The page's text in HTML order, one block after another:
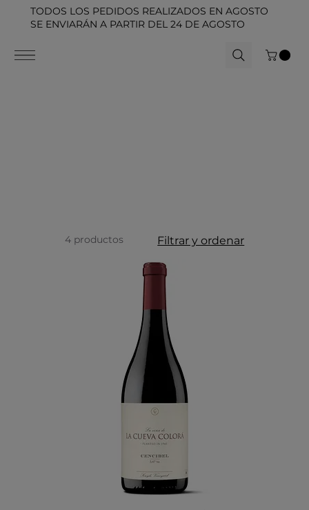
TODOS LOS PEDIDOS REALIZADOS EN AGOSTO
SE ENVIARÁN A PARTIR DEL 24 DE AGOSTO
4 productos Filtrar y ordenar